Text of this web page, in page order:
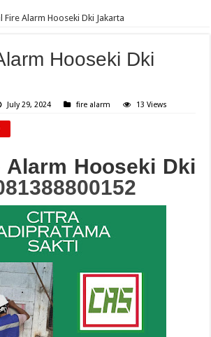
Fire Alarm Hooseki Dki Jakarta
Hooseki Dki
July 29, 2024 fire alarm 13 Views
Alarm Hooseki Dki